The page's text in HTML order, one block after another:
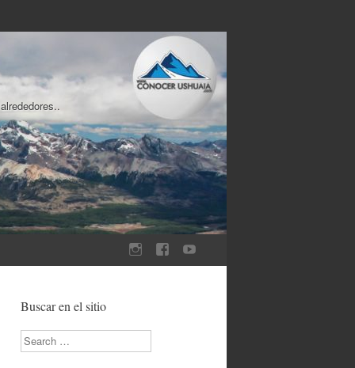
Buscar en el sitio
Search